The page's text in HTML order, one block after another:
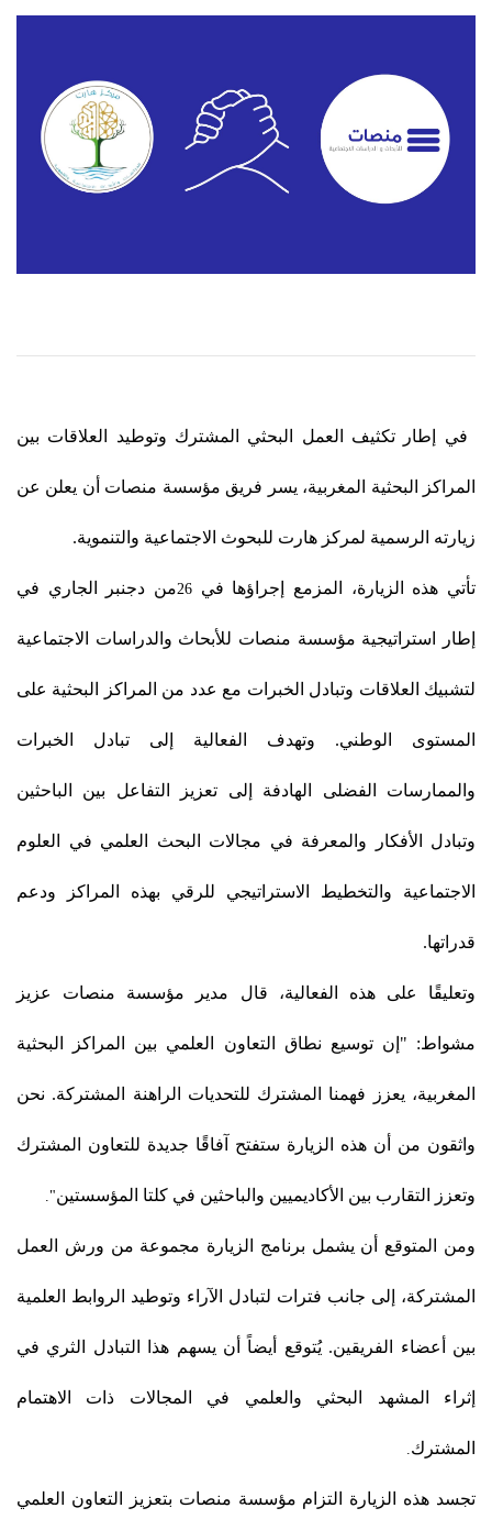
في إطار تكثيف العمل البحثي المشترك وتوطيد العلاقات بين
المراكز البحثية المغربية، يسر فريق مؤسسة منصات أن يعلن عن
زيارته الرسمية لمركز هارت للبحوث الاجتماعية والتنموية.
تأتي هذه الزيارة، المزمع إجراؤها في 26من دجنبر الجاري في
إطار استراتيجية مؤسسة منصات للأبحاث والدراسات الاجتماعية
لتشبيك العلاقات وتبادل الخبرات مع عدد من المراكز البحثية على
المستوى الوطني. وتهدف الفعالية إلى تبادل الخبرات
والممارسات الفضلى الهادفة إلى تعزيز التفاعل بين الباحثين
وتبادل الأفكار والمعرفة في مجالات البحث العلمي في العلوم
الاجتماعية والتخطيط الاستراتيجي للرقي بهذه المراكز ودعم
قدراتها.
وتعليقًا على هذه الفعالية، قال مدير مؤسسة منصات عزيز
مشواط: "إن توسيع نطاق التعاون العلمي بين المراكز البحثية
المغربية، يعزز فهمنا المشترك للتحديات الراهنة المشتركة. نحن
واثقون من أن هذه الزيارة ستفتح آفاقًا جديدة للتعاون المشترك
وتعزز التقارب بين الأكاديميين والباحثين في كلتا المؤسستين."
ومن المتوقع أن يشمل برنامج الزيارة مجموعة من ورش العمل
المشتركة، إلى جانب فترات لتبادل الآراء وتوطيد الروابط العلمية
بين أعضاء الفريقين. يُتوقع أيضاً أن يسهم هذا التبادل الثري في
إثراء المشهد البحثي والعلمي في المجالات ذات الاهتمام
المشترك.
تجسد هذه الزيارة التزام مؤسسة منصات بتعزيز التعاون العلمي